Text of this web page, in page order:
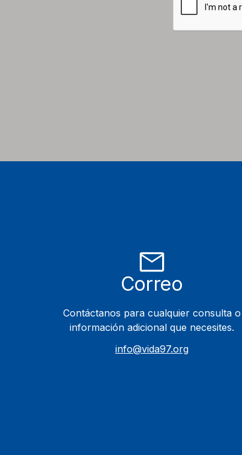
Correo
Contáctanos para cualquier consulta o
información adicional que necesites.
info@vida97.org